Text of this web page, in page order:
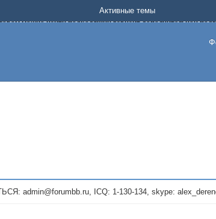
можно найти подходящий вариант дополнительной
сайт не платит, то указывайте в теме что это лохотрон,
темы, размещайте объявления со своими
Активные темы
ICQ: 1-130-134, skype: